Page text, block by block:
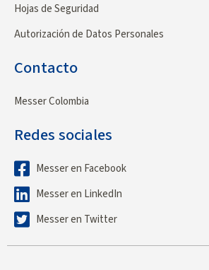
Hojas de Seguridad
Autorización de Datos Personales
Contacto
Messer Colombia
Redes sociales
Messer en Facebook
Messer en LinkedIn
Messer en Twitter